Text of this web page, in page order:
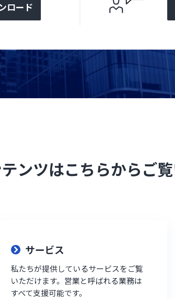
ロード
ンツはこちらからご
サービス
私たちが提供しているサービスをご覧
いただけます。営業と呼ばれる業務は
すべて支援可能です。